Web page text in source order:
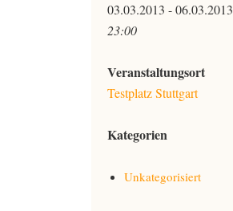
03.03.2013 - 06.03.2013
23:00
Veranstaltungsort
Testplatz Stuttgart
Kategorien
Unkategorisiert